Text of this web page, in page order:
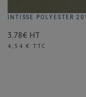
INTISSE POLYESTER
3.78€ HT
Prix
4,54 € TTC